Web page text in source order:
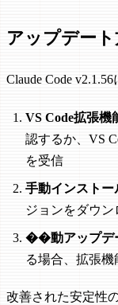
アップデー
Claude Code
VS Code拡張機
認するか、VS
を受信
手動インストー
ジョンをダウン
��動アップデ
る場合、拡張機
改善された安定性